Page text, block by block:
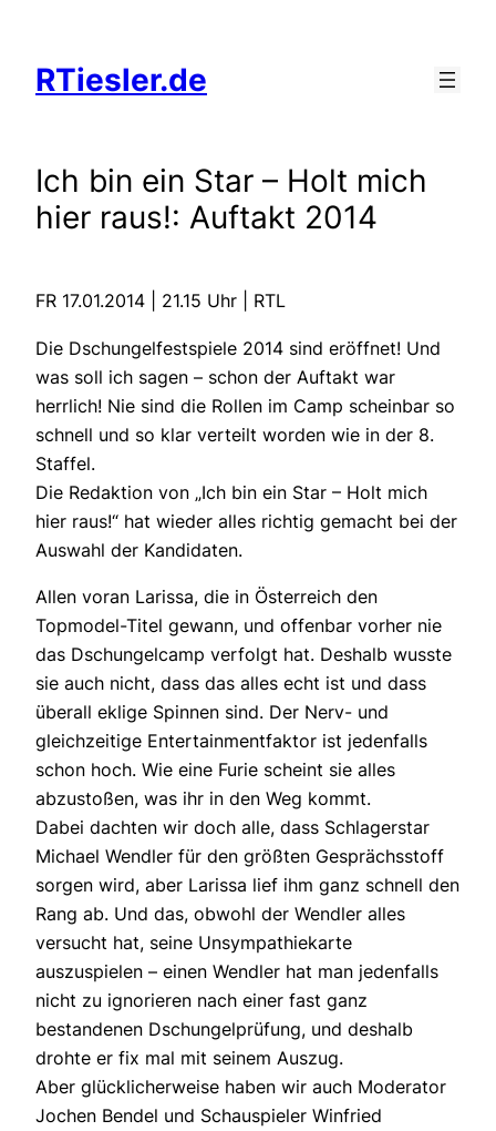
springen
RTiesler.de
Ich bin ein Star – Holt mich
hier raus!: Auftakt 2014
FR 17.01.2014 | 21.15 Uhr | RTL
Die Dschungelfestspiele 2014 sind eröffnet! Und
was soll ich sagen – schon der Auftakt war
herrlich! Nie sind die Rollen im Camp scheinbar so
schnell und so klar verteilt worden wie in der 8.
Staffel.
Die Redaktion von „Ich bin ein Star – Holt mich
hier raus!“ hat wieder alles richtig gemacht bei der
Auswahl der Kandidaten.
Allen voran Larissa, die in Österreich den
Topmodel-Titel gewann, und offenbar vorher nie
das Dschungelcamp verfolgt hat. Deshalb wusste
sie auch nicht, dass das alles echt ist und dass
überall eklige Spinnen sind. Der Nerv- und
gleichzeitige Entertainmentfaktor ist jedenfalls
schon hoch. Wie eine Furie scheint sie alles
abzustoßen, was ihr in den Weg kommt.
Dabei dachten wir doch alle, dass Schlagerstar
Michael Wendler für den größten Gesprächsstoff
sorgen wird, aber Larissa lief ihm ganz schnell den
Rang ab. Und das, obwohl der Wendler alles
versucht hat, seine Unsympathiekarte
auszuspielen – einen Wendler hat man jedenfalls
nicht zu ignorieren nach einer fast ganz
bestandenen Dschungelprüfung, und deshalb
drohte er fix mal mit seinem Auszug.
Aber glücklicherweise haben wir auch Moderator
Jochen Bendel und Schauspieler Winfried